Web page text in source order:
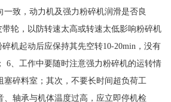
一致，动力机及强力粉碎机润滑是否良
轮，以防转速太高或转速太低影响粉碎机
机起动后应保持其先空转10-20min，没有
6、工作中要随时注意强力粉碎机的运转情
塞碎料室；其次，不要长时间超负荷工
、轴承与机体温度过高，应立即停机检